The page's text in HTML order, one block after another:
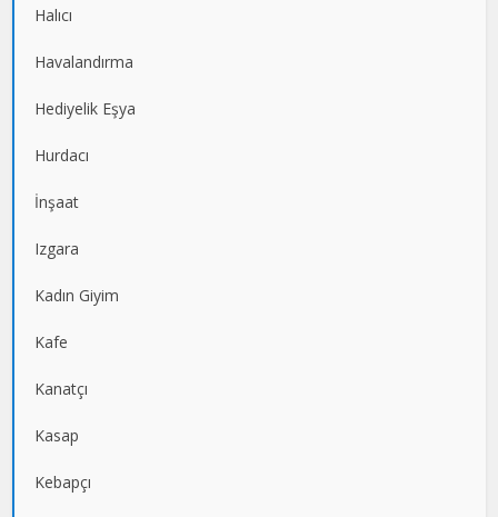
Halıcı
Havalandırma
Hediyelik Eşya
Hurdacı
İnşaat
Izgara
Kadın Giyim
Kafe
Kanatçı
Kasap
Kebapçı